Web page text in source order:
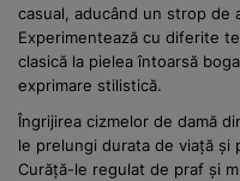
casual, aducând un strop de
Experimentează cu diferite
clasică la pielea întoarsă
exprimare stilistică.
Îngrijirea cizmelor de damă
le prelungi durata de viață și
Curăță-le regulat de praf și